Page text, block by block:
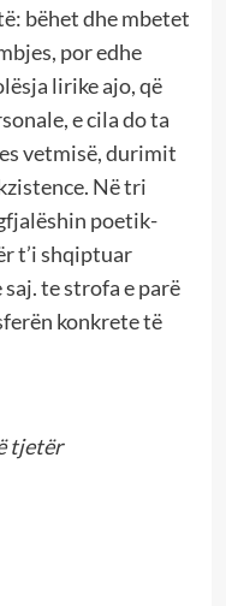
bëhet dhe mbetet
por edhe
lirike ajo, që
e cila do ta
vetmisë, durimit
Në tri
poetik-
t’i shqiptuar
te strofa e parë
konkrete të
tjetër